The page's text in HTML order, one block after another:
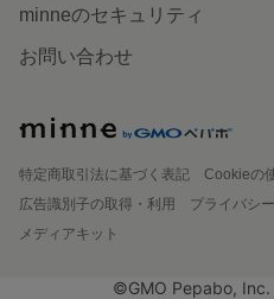
minneのセキュリティ
お問い合わせ
特定商取引法に基づく表記
Cookieの
広告識別子の取得・利用
プライバシ
メディアキット
©GMO Pepabo,